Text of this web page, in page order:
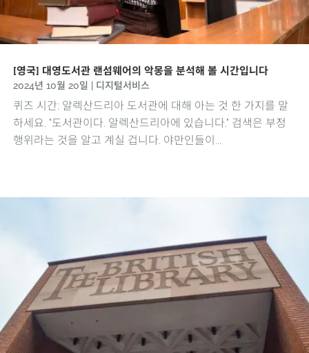
[영국] 대영도서관 랜섬웨어의 악몽을 분석해 볼 시간입니다
2024년 10월 20일 디지털서비스
퀴즈 시간: 알렉산드리아 도서관에 대해 아는 것 한 가지를 말
하세요. "도서관이다. 알렉산드리아에 있습니다." 검색은 부정
행위라는 것을 알고 계실 겁니다. 야만인들이...